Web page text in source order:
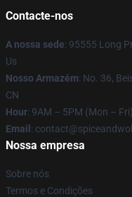
Contacte-nos
A nossa sede: 95555 Long
Us
Nosso Armazém: No. 36,
CN
Hour: 9AM – 5PM (Mon – Fri)
Email :
Nossa empresa
Sobre nós
Termos e Condições